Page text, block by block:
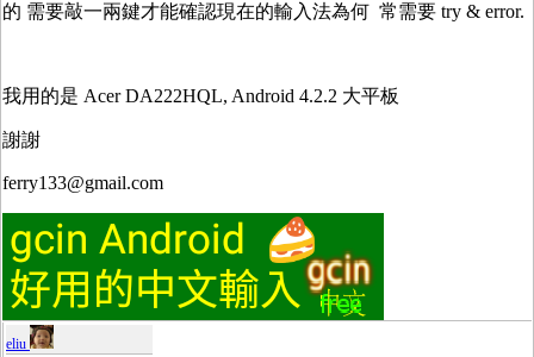
的 需要敲一兩鍵才能確認現在的輸入法為何 常需要 try & error.
我用的是 Acer DA222HQL, Android 4.2.2 大平板
謝謝
ferry133@gmail.com
eliu